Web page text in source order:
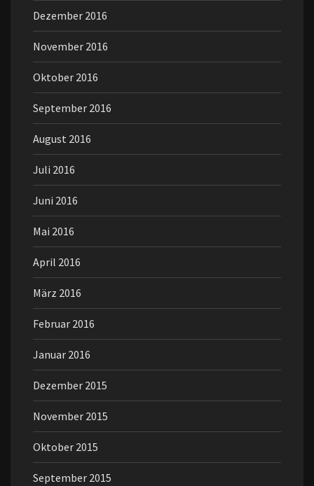
Dezember 2016
November 2016
Oktober 2016
September 2016
August 2016
Juli 2016
Juni 2016
Mai 2016
April 2016
März 2016
Februar 2016
Januar 2016
Dezember 2015
November 2015
Oktober 2015
September 2015